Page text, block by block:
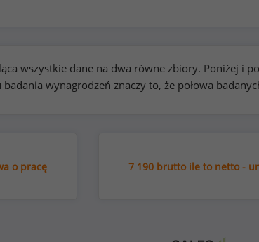
wszystkie dane na dwa równe zbiory. Poniżej i
wynagrodzeń znaczy to, że połowa
o pracę 7 190 brutto ile to netto -